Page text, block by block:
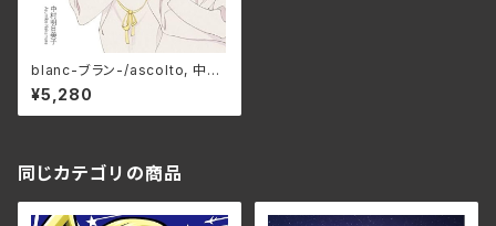
blanc-ブラン-/ascolto, 中村
明日美子, 野島健児, 神谷浩史,
石川英郎 KIKU-0026(仕様:
CD)
¥5,280
同じカテゴリの商品